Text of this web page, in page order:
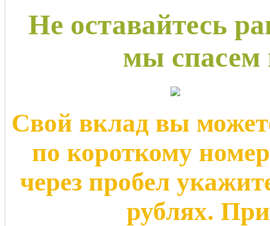
Не оставайтесь
мы спасем
Свой вклад вы
по короткому
через пробел
рублях.